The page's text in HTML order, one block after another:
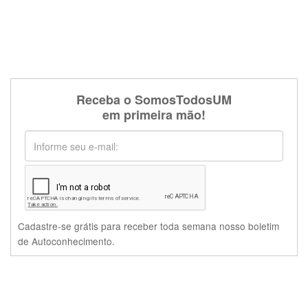
Receba o SomosTodosUM
em primeira mão!
Cadastre-se grátis para receber toda semana nosso boletim
de Autoconhecimento.